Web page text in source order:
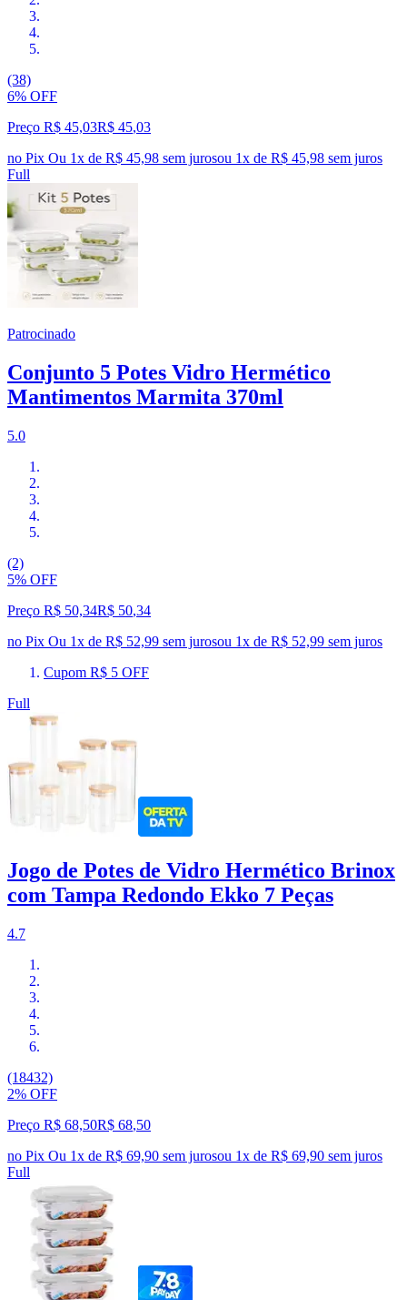
(38)
6% OFF
Preço R$ 45,03R$ 45,03
no Pix Ou 1x de R$ 45,98 sem jurosou 1x de R$ 45,98 sem juros
Full
Patrocinado
Conjunto 5 Potes Vidro Hermético
Mantimentos Marmita 370ml
5.0
(2)
5% OFF
Preço R$ 50,34R$ 50,34
no Pix Ou 1x de R$ 52,99 sem jurosou 1x de R$ 52,99 sem juros
Cupom R$ 5 OFF
Full
Jogo de Potes de Vidro Hermético Brinox
com Tampa Redondo Ekko 7 Peças
4.7
(18432)
2% OFF
Preço R$ 68,50R$ 68,50
no Pix Ou 1x de R$ 69,90 sem jurosou 1x de R$ 69,90 sem juros
Full